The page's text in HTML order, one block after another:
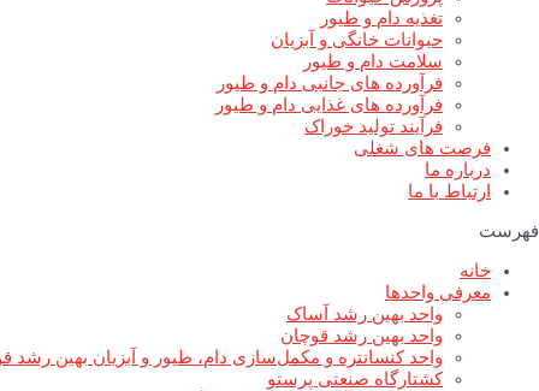
تغذیه دام و طیور
حیوانات خانگی و آبزیان
سلامت دام و طیور
فرآورده های جانبی دام و طیور
فرآورده های غذایی دام و طیور
فرآیند تولید خوراک
فرصت های شغلی
درباره ما
ارتباط با ما
فهرست
خانه
معرفی واحدها
واحد بهین رشد آساک
واحد بهین رشد قوچان
واحد کنسانتره و مکمل‌سازی دام، طیور و آبزیان بهین رشد
کشتارگاه صنعتی پرستو